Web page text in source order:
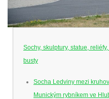
Sochy, skulptury, statue,
busty
Socha Ledviny mezi
Munickým rybníkem ve